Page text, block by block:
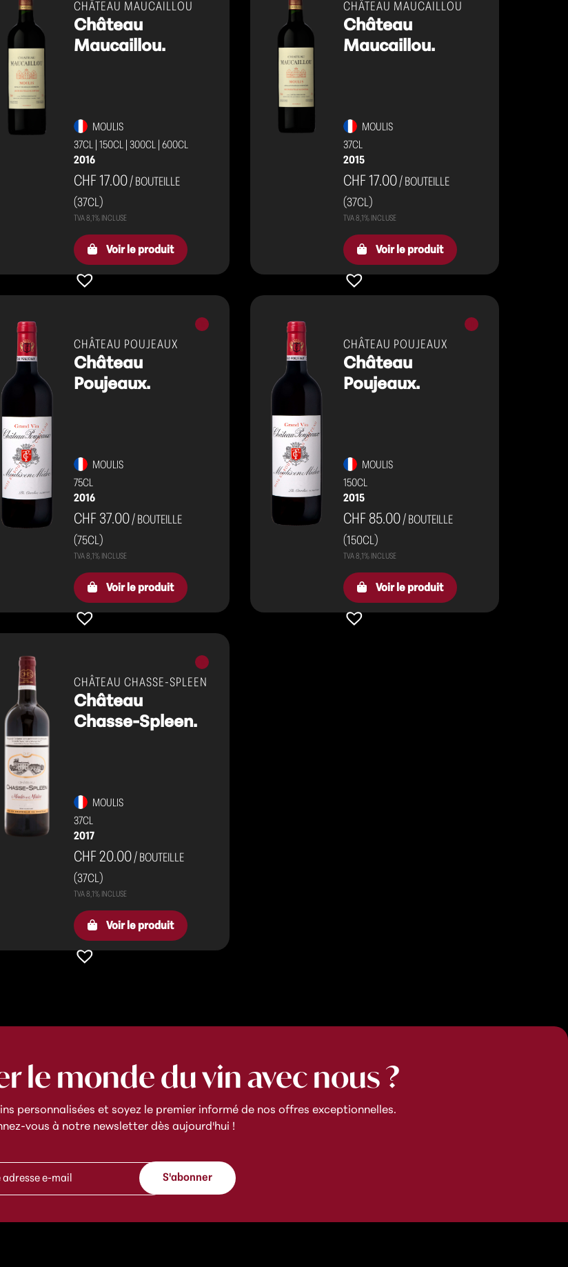
CHÂTEAU MAUCAILLOU
Château
Maucaillou.
MOULIS
37CL| 150CL| 300CL| 600CL
2016
CHF 17.00/ BOUTEILLE
(37CL)
Voir le produit
CHÂTEAU MAUCAILLOU
Château
Maucaillou.
MOULIS
37CL
2015
CHF 17.00/ BOUTEILLE
(37CL)
Voir le produit
Vins
CHÂTEAU POUJEAUX
Château
Poujeaux.
MOULIS
75CL
2016
CHF 37.00/ BOUTEILLE
(75CL)
Voir le produit
Vins
CHÂTEAU POUJEAUX
Château
Poujeaux.
MOULIS
150CL
2015
CHF 85.00/ BOUTEILLE
(150CL)
Voir le produit
Vins
CHÂTEAU CHASSE-SPLEEN
Château
Chasse-Spleen.
MOULIS
37CL
2017
CHF 20.00/ BOUTEILLE
(37CL)
Voir le produit
le monde du vin avec nous ?
personnalisées et soyez le premier informé de nos offres exceptionnelles.
vous à notre newsletter dès aujourd'hui !
d
e
S'abonner